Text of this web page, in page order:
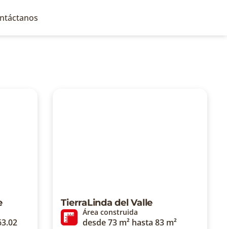
TierraLinda del Valle
Área construida
desde 73 m² hasta 83 m²